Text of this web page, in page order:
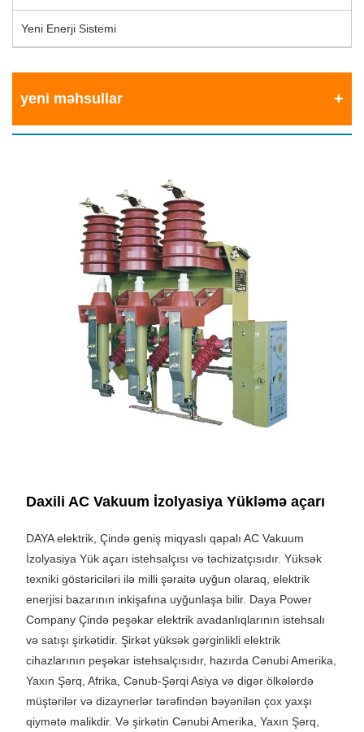
Yeni Enerji Sistemi
yeni məhsullar
Daxili AC Vakuum İzolyasiya Yükləmə açarı
DAYA elektrik, Çində geniş miqyaslı qapalı AC Vakuum
İzolyasiya Yük açarı istehsalçısı və təchizatçısıdır. Yüksək
texniki göstəriciləri ilə milli şəraitə uyğun olaraq, elektrik
enerjisi bazarının inkişafına uyğunlaşa bilir. Daya Power
Company Çində peşəkar elektrik avadanlıqlarının istehsalı
və satışı şirkətidir. Şirkət yüksək gərginlikli elektrik
cihazlarının peşəkar istehsalçısıdır, hazırda Cənubi Amerika,
Yaxın Şərq, Afrika, Cənub-Şərqi Asiya və digər ölkələrdə
müştərilər və dizaynerlər tərəfindən bəyənilən çox yaxşı
qiymətə malikdir. Və şirkətin Cənubi Amerika, Yaxın Şərq,